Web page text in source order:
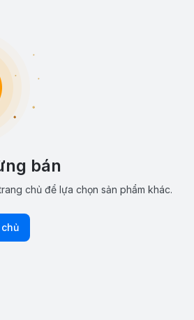
bán
chủ để lựa chọn sản phẩm khác.